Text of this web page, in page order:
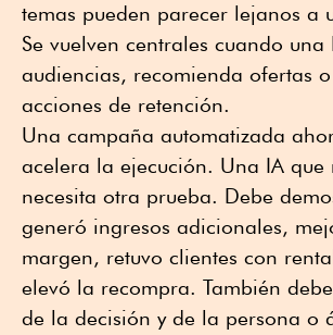
temas pueden parecer lejanos a
Se vuelven centrales cuando una
audiencias, recomienda ofertas
acciones de retención.
Una campaña automatizada
acelera la ejecución. Una IA que
necesita otra prueba. Debe
generó ingresos adicionales,
margen, retuvo clientes con
elevó la recompra. También
de la decisión y de la persona o